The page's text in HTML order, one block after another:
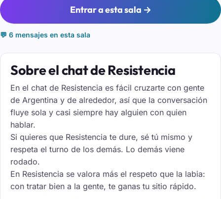
Entrar a esta sala →
💬 6 mensajes en esta sala
Sobre el chat de Resistencia
En el chat de Resistencia es fácil cruzarte con gente
de Argentina y de alrededor, así que la conversación
fluye sola y casi siempre hay alguien con quien
hablar.
Si quieres que Resistencia te dure, sé tú mismo y
respeta el turno de los demás. Lo demás viene
rodado.
En Resistencia se valora más el respeto que la labia:
con tratar bien a la gente, te ganas tu sitio rápido.